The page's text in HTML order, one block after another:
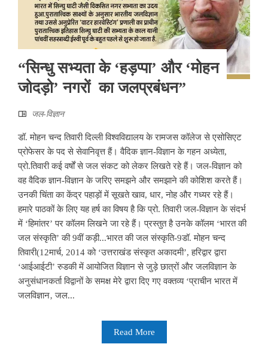
“सिन्धु सभ्यता के ‘हड़प्पा’ और ‘मोहन
जोदड़ो’ नगरों का जलप्रबंधन”
जल-विज्ञान
डॉ. मोहन चन्द तिवारी दिल्ली विश्वविद्यालय के रामजस कॉलेज से एसोसिएट
प्रोफेसर के पद से सेवानिवृत्त हैं। वैदिक ज्ञान-विज्ञान के गहन अध्येता,
प्रो.तिवारी कई वर्षों से जल संकट को लेकर लिखते रहे हैं। जल-विज्ञान को
वह वैदिक ज्ञान-विज्ञान के जरिए समझने और समझाने की कोशिश करते हैं।
उनकी चिंता का केंद्र पहाड़ों में सूखते खाव, धार, नोह और गध्यर रहे हैं।
हमारे पाठकों के लिए यह हर्ष का विषय है कि प्रो. तिवारी जल-विज्ञान के संदर्भ
में ‘हिमांतर’ पर कॉलम लिखने जा रहे हैं। प्रस्तुत है उनके कॉलम ‘भारत की
जल संस्कृति’ की 9वीं कड़ी...भारत की जल संस्कृति-9डॉ. मोहन चन्द
तिवारी(12मार्च, 2014 को ‘उत्तराखंड संस्कृत अकादमी’, हरिद्वार द्वारा
‘आईआईटी’ रुडकी में आयोजित विज्ञान से जुड़े छात्रों और जलविज्ञान के
अनुसंधानकर्ता विद्वानों के समक्ष मेरे द्वारा दिए गए वक्तव्य ‘प्राचीन भारत में
जलविज्ञान‚ जल...
Read More